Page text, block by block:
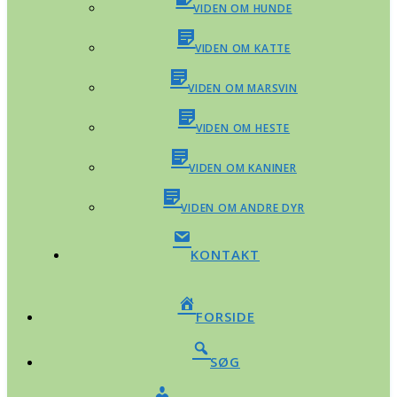
VIDEN OM HUNDE
VIDEN OM KATTE
VIDEN OM MARSVIN
VIDEN OM HESTE
VIDEN OM KANINER
VIDEN OM ANDRE DYR
KONTAKT
FORSIDE
SØG